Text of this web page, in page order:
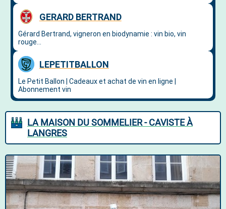
LA MAISON DU SOMMELIER - CAVISTE À
LANGRES